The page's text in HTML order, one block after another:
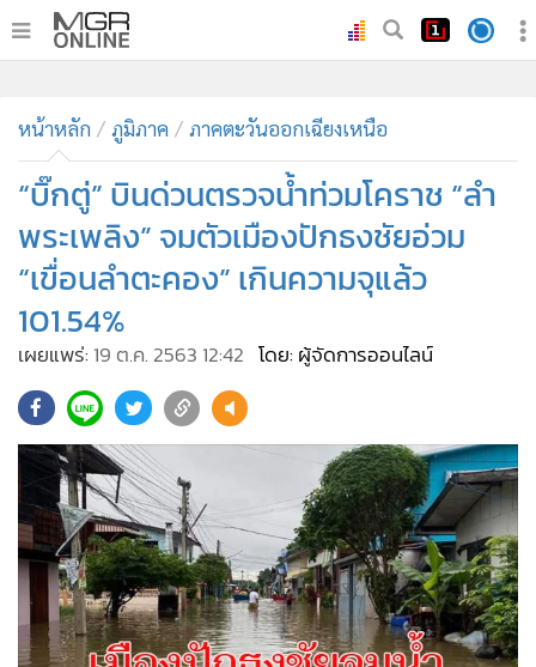
• ทันเหตุการณ์
• ภาคใต้
ภูมิภาค
• Online Section
• บันเทิง
• ผู้จัดการรายวัน
• คอลัมนิสต์
• ละคร
• CbizReview
•
Cyber BIZ
• ผู้จัดกวน
• Good health & Well-being
•
Green Innovation & SD
Management & HR
• MGR Live
หน้าหลัก ภูมิภาค ภาคตะวันออกเฉียงเหนือ
“บิ๊กตู่” บินด่วนตรวจน้ำท่วมโคราช “ลำ
พระเพลิง” จมตัวเมืองปักธงชัยอ่วม
“เขื่อนลำตะคอง” เกินความจุแล้ว
101.54%
เผยแพร่: 19 ต.ค. 2563 12:42 โดย: ผู้จัดการออนไลน์